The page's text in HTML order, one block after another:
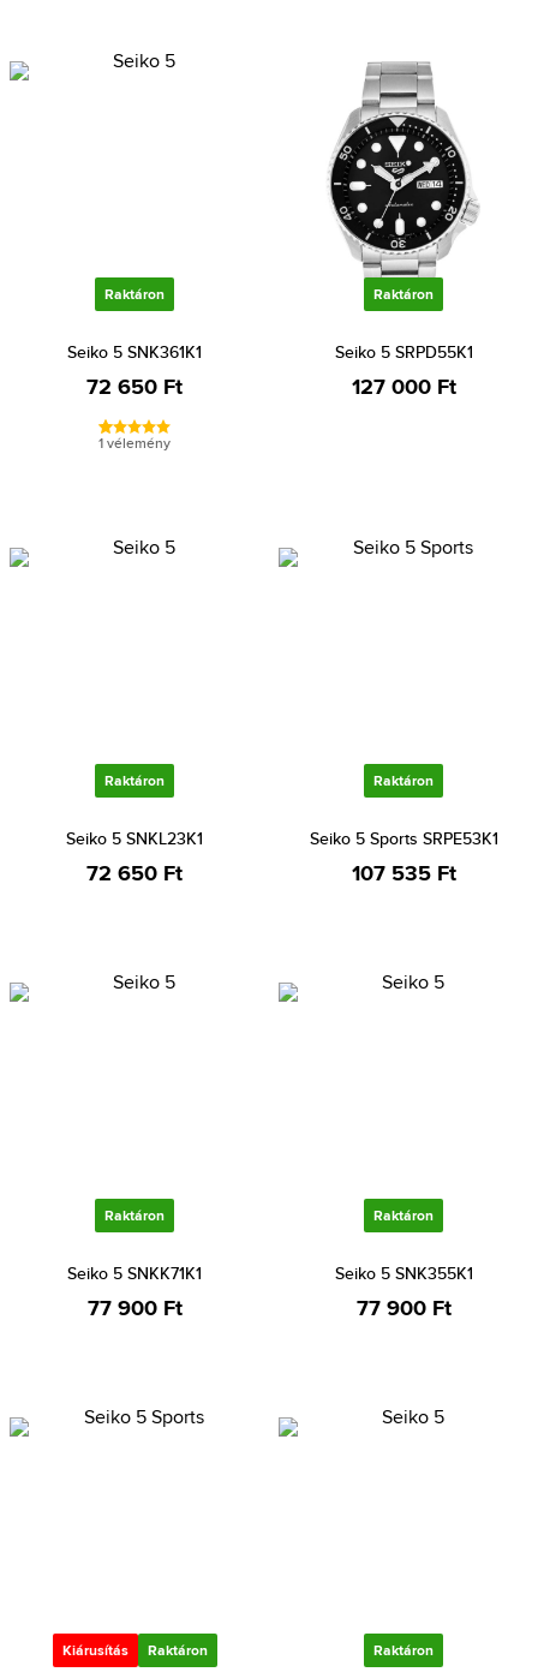
Raktáron
Seiko 5 SNK361K1
72 650 Ft
1 vélemény
Raktáron
Seiko 5 SRPD55K1
127 000 Ft
Raktáron
Seiko 5 SNKL23K1
72 650 Ft
Raktáron
Seiko 5 Sports SRPE53K1
107 535 Ft
Raktáron
Seiko 5 SNKK71K1
77 900 Ft
Raktáron
Seiko 5 SNK355K1
77 900 Ft
Kiárusítás Raktáron Raktáron